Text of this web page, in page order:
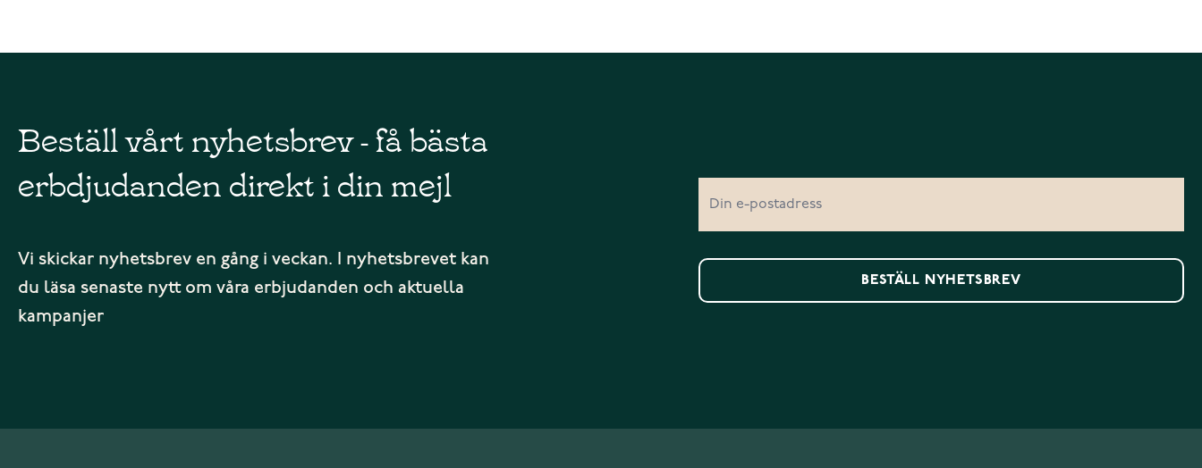
Beställ vårt nyhetsbrev - få bästa
erbdjudanden direkt i din mejl
Vi skickar nyhetsbrev en gång i veckan. I nyhetsbrevet kan
du läsa senaste nytt om våra erbjudanden och aktuella
kampanjer
BESTÄLL NYHETSBREV